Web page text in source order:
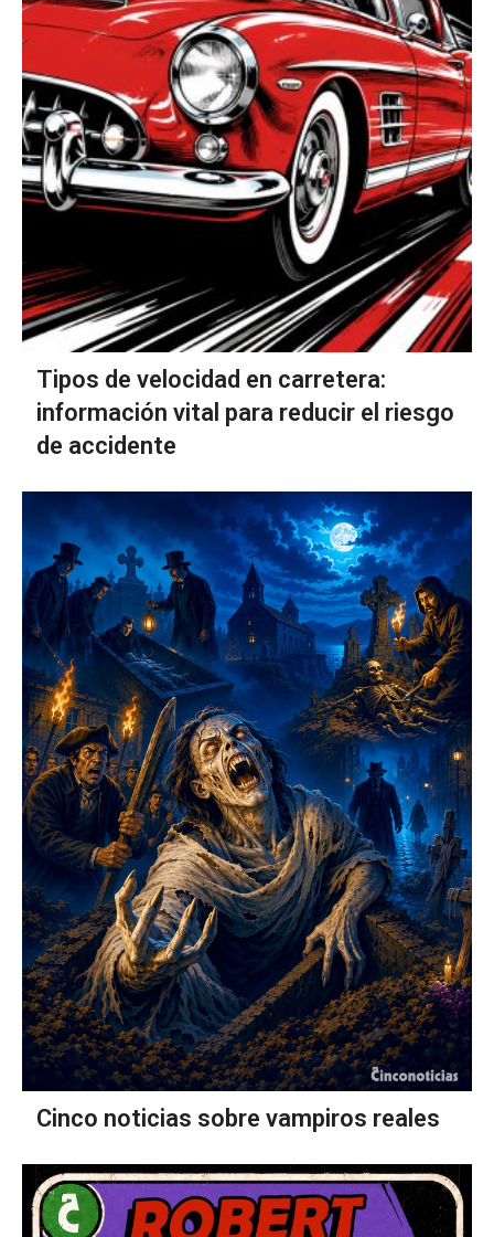
Tipos de velocidad en carretera:
información vital para reducir el riesgo
de accidente
Cinco noticias sobre vampiros reales